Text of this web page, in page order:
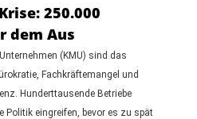
250.000
dem Aus
(KMU) sind das
Fachkräftemangel und
Hunderttausende Betriebe
Politik eingreifen, bevor es zu spät